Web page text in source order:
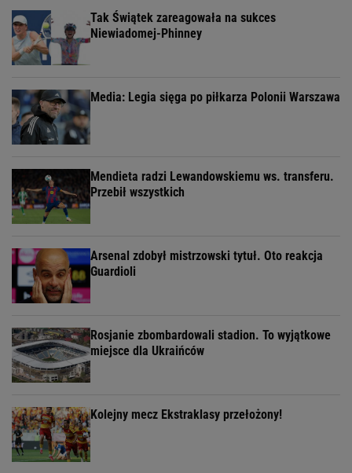
Tak Świątek zareagowała na sukces
Niewiadomej-Phinney
Media: Legia sięga po piłkarza Polonii Warszawa
Mendieta radzi Lewandowskiemu ws. transferu.
Przebił wszystkich
Arsenal zdobył mistrzowski tytuł. Oto reakcja
Guardioli
Rosjanie zbombardowali stadion. To wyjątkowe
miejsce dla Ukraińców
Kolejny mecz Ekstraklasy przełożony!